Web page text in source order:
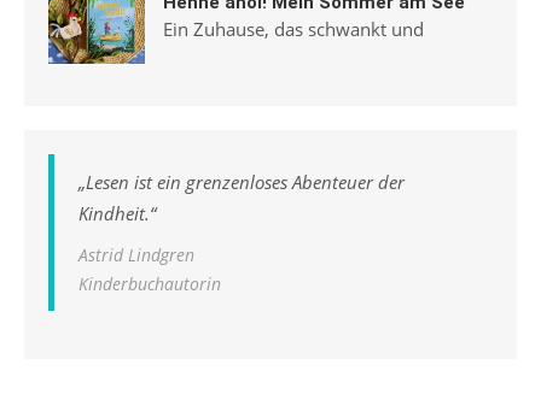
Ein Zuhause, das schwankt und
„Lesen ist ein grenzenloses Abenteuer der
Kindheit.“
Astrid Lindgren
Kinderbuchautorin